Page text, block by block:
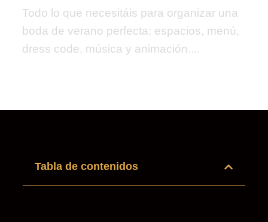
Todo lo que necesitáis para organizar una
boda de verano perfecta: espacios, menú,
dress code, música y animación....
Tabla de contenidos